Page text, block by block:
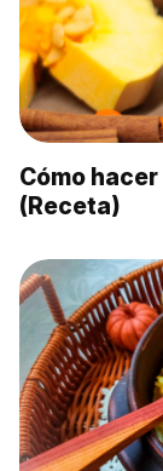
Cómo
(Receta)